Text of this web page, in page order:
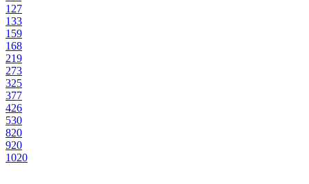
127
133
159
168
219
273
325
377
426
530
820
920
1020